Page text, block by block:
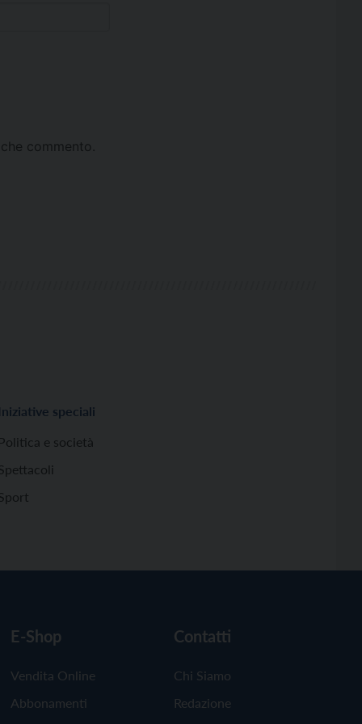
commento.
Iniziative speciali
Politica e società
E-Shop
Vendita Online
Abbonamenti
Contatti
Chi Siamo
Redazione